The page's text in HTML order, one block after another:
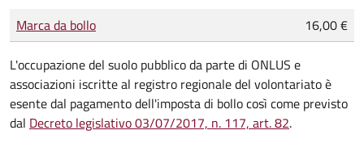
Tipo di pagamento
Importo
Marca da bollo 16,00 €
L'occupazione del suolo pubblico da parte di ONLUS e
associazioni iscritte al registro regionale del volontariato è
esente dal pagamento dell'imposta di bollo così come previsto
dal Decreto legislativo 03/07/2017, n. 117, art. 82.